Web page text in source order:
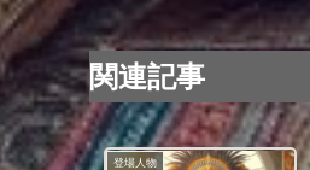
関連記事
登場人物